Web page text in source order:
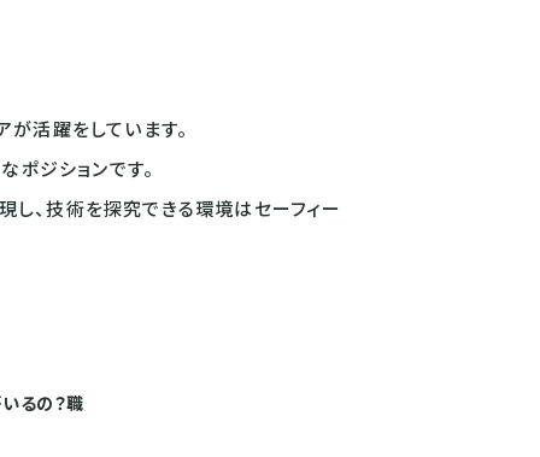
活躍をしています。
ジションです。
し、技術を探究できる環境はセーフィー
るの？職